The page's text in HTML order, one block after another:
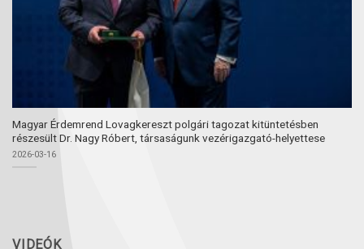
Magyar Érdemrend Lovagkereszt polgári tagozat kitüntetésben
részesült Dr. Nagy Róbert, társaságunk vezérigazgató-helyettese
2026-03-16
VIDEÓK